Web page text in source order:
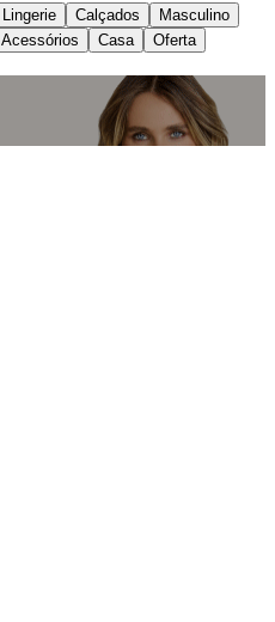
Lingerie Calçados
Masculino
Acessórios Casa Oferta